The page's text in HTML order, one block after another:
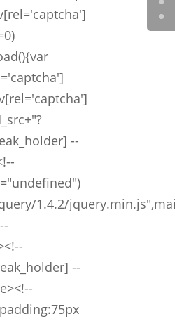
--
1.4.2/
--